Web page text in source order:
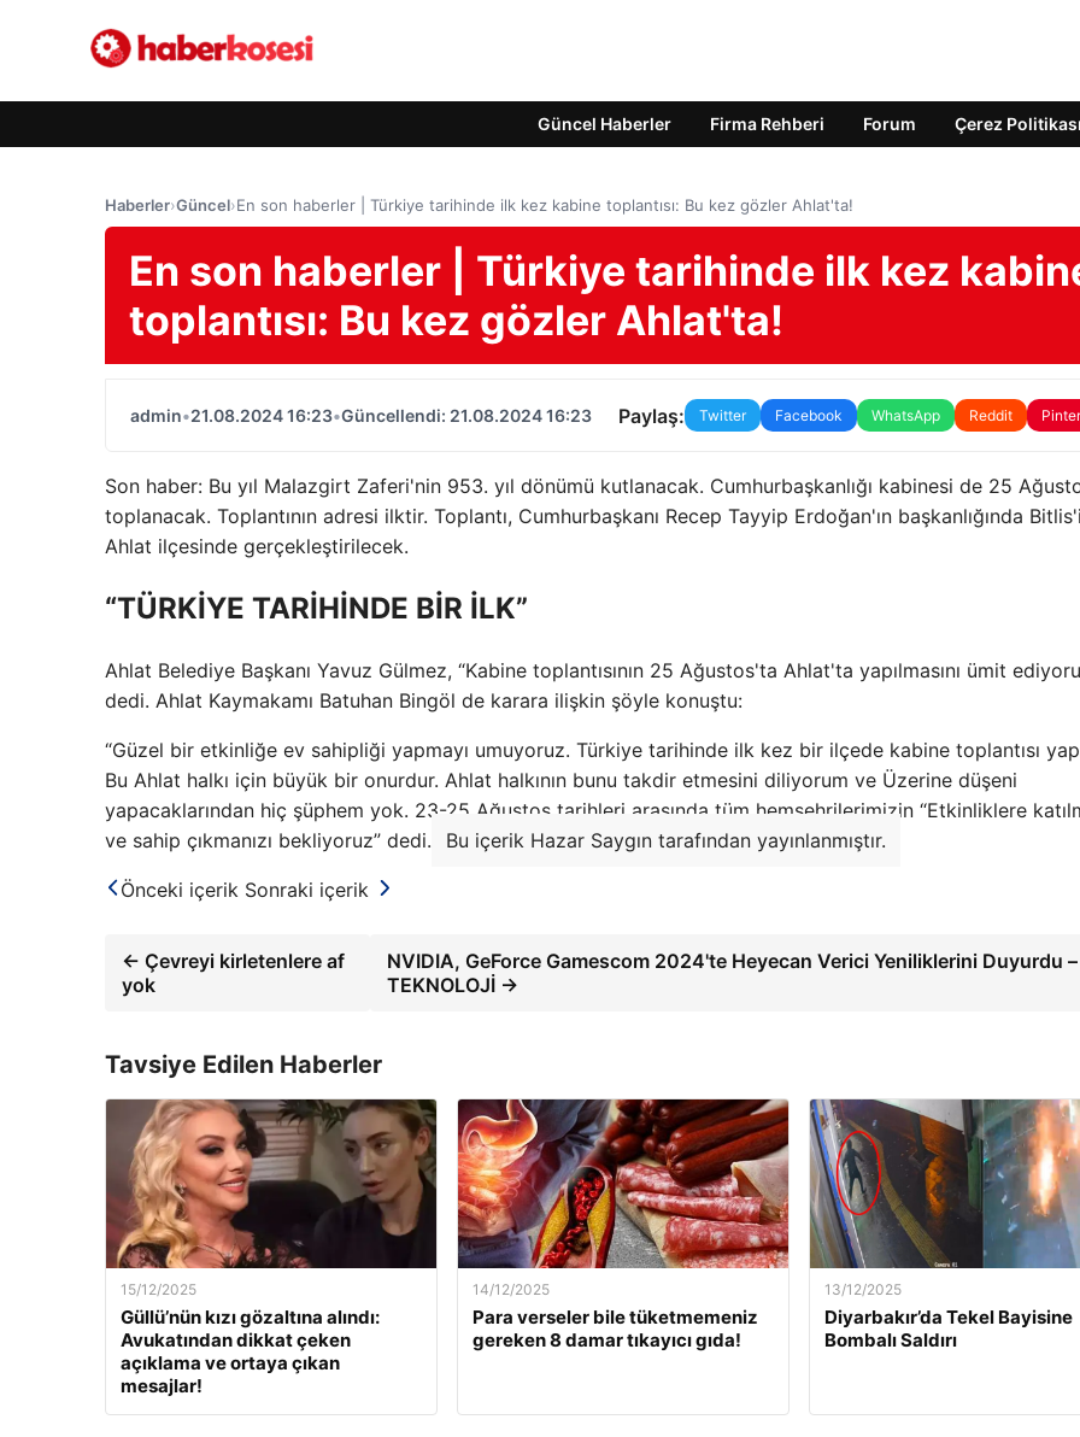
Güncel Haberler Firma Rehberi Forum Çerez Politikası
Haberler›Güncel›En son haberler | Türkiye tarihinde ilk kez kabine toplantısı: Bu kez gözler Ahlat'ta!
En son haberler | Türkiye tarihinde ilk kez
toplantısı: Bu kez gözler Ahlat'ta!
admin•21.08.2024 16:23•Güncellendi: 21.08.2024 16:23 Paylaş: Twitter Facebook WhatsApp Reddit
Son haber: Bu yıl Malazgirt Zaferi'nin 953. yıl dönümü kutlanacak. Cumhurbaşkanlığı kabinesi de 25
toplanacak. Toplantının adresi ilktir. Toplantı, Cumhurbaşkanı Recep Tayyip Erdoğan'ın başkanlığında
Ahlat ilçesinde gerçekleştirilecek.
“TÜRKİYE TARİHİNDE BİR İLK”
Ahlat Belediye Başkanı Yavuz Gülmez, “Kabine toplantısının 25 Ağustos'ta Ahlat'ta yapılmasını ümit
dedi. Ahlat Kaymakamı Batuhan Bingöl de karara ilişkin şöyle konuştu:
“Güzel bir etkinliğe ev sahipliği yapmayı umuyoruz. Türkiye tarihinde ilk kez bir ilçede kabine toplantısı
Bu Ahlat halkı için büyük bir onurdur. Ahlat halkının bunu takdir etmesini diliyorum ve Üzerine düşeni
yapacaklarından hiç şüphem yok. 23-25 ​​Ağustos tarihleri ​​arasında tüm hemşehrilerimizin “Etkinliklere
ve sahip çıkmanızı bekliyoruz” dedi.
Bu içerik Hazar Saygın tarafından yayınlanmıştır.
Önceki içerik Sonraki içerik
← Çevreyi kirletenlere af
yok
NVIDIA, GeForce Gamescom 2024'te Heyecan Verici Yeniliklerini Duyurdu –
TEKNOLOJİ →
Tavsiye Edilen Haberler
15/12/2025
Güllü’nün kızı gözaltına alındı:
Avukatından dikkat çeken
açıklama ve ortaya çıkan
mesajlar!
14/12/2025
Para verseler bile tüketmemeniz
gereken 8 damar tıkayıcı gıda!
13/12/2025
Diyarbakır’da Tekel Bayisine
Bombalı Saldırı